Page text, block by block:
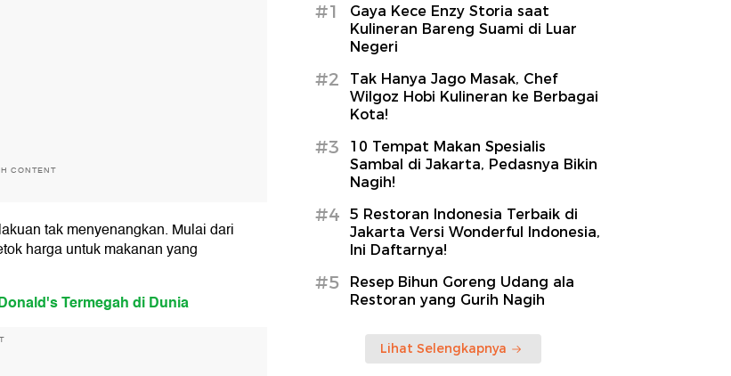
CONTENT
tak menyenangkan. Mulai dari
harga untuk makanan yang
Termegah di Dunia
#1
Gaya Kece Enzy Storia saat
Kulineran Bareng Suami di Luar
Negeri
#2
Tak Hanya Jago Masak, Chef
Wilgoz Hobi Kulineran ke Berbagai
Kota!
#3
10 Tempat Makan Spesialis
Sambal di Jakarta, Pedasnya Bikin
Nagih!
#4
5 Restoran Indonesia Terbaik di
Jakarta Versi Wonderful Indonesia,
Ini Daftarnya!
#5
Resep Bihun Goreng Udang ala
Restoran yang Gurih Nagih
Lihat Selengkapnya